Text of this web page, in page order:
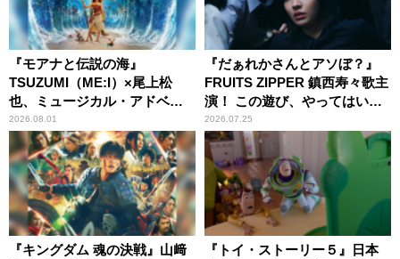
『モアナと伝説の海』
TSUZUMI（ME:I）×尾上松
也、ミュージカル・アドベン
チャーで美声を響かせる
2026.08.01
『だぁれかさんとアソぼ？』
FRUITS ZIPPER 鎮西寿々歌主
演！ この遊び、やってはいけ
ません。
2026.07.25
『キングダム 魂の決戦』山﨑
『トイ・ストーリー５』日本